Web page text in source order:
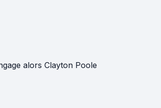
alors Clayton Poole